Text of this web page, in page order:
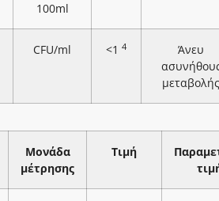
100ml
CFU/ml <1 4
Άνευ
μεταβολής
Μονάδα
μέτρησης
Τιμή